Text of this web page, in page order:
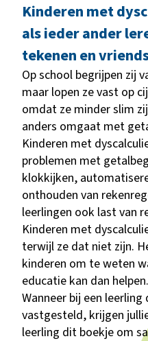
Kinderen met
als ieder ander
tekenen en
Op school begrijpen zij
maar lopen ze vast op
omdat ze minder slim
anders omgaat met
Kinderen met
problemen met
klokkijken,
onthouden van
leerlingen ook last van
Kinderen met
terwijl ze dat niet zijn.
kinderen om te weten
educatie kan dan helpen.
Wanneer bij een
vastgesteld, krijgen
leerling dit boekje om